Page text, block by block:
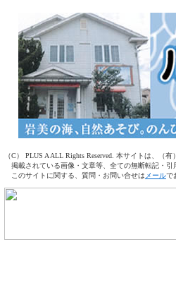
（C） PLUS A ALL Rights Reserved. 本サイトは、（
掲載されている画像・文章等、全ての無断転記・引
このサイトに関する、質問・お問い合せは メールで